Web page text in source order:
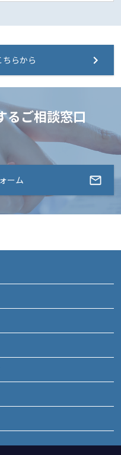
らから
るご相談窓口
ーム